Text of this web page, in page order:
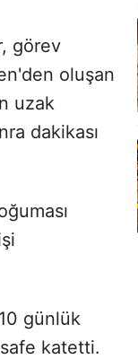
görev
oluşan
uzak
dakikası
günlük
katetti.